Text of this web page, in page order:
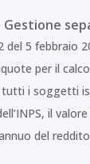
Gestione
del 5 febbraio
per il
i soggetti
il
del reddito